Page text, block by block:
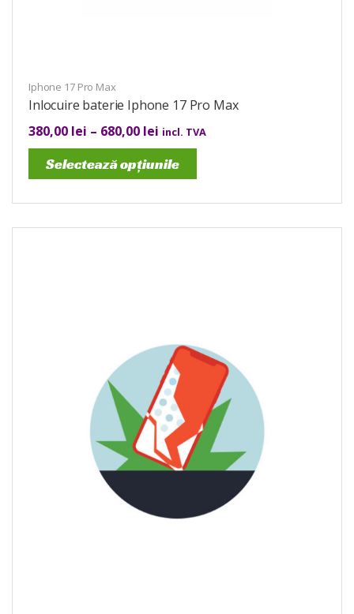
Iphone 17 Pro Max
Inlocuire baterie Iphone 17 Pro Max
380,00 lei – 680,00 lei incl. TVA
Selectează opțiunile